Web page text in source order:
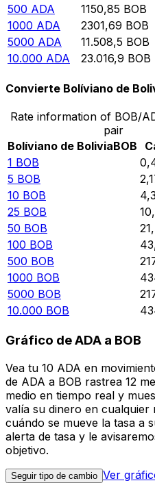
500 ADA 1150,85 BOB
1000 ADA 2301,69 BOB
5000 ADA 11.508,5 BOB
10.000 ADA 23.016,9 BOB
Convierte Bolíviano de
Rate information of BOB/
pair
Bolíviano de BoliviaBOB
1 BOB
5 BOB
10 BOB
25 BOB
50 BOB
100 BOB
500 BOB
1000 BOB
5000 BOB
10.000 BOB
Gráfico de ADA a BOB
Vea tu 10 ADA en
de ADA a BOB rastrea 12
medio en tiempo real y
valía su dinero en cualquier
cuándo se mueve la tasa a
alerta de tasa y le
objetivo.
Seguir tipo de cambio Ver